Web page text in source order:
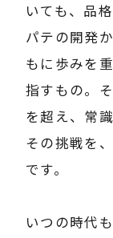
いても、品
パテの開発
もに歩みを
指すもの。
を超え、常
その挑戦を
です。
いつの時代